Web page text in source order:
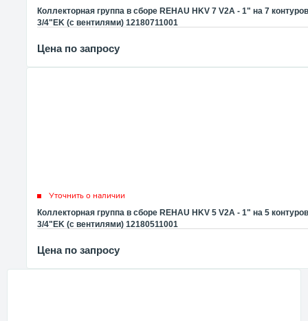
Коллекторная группа в сборе REHAU HKV 7 V2A - 1" на 7 контуров
3/4"EK (с вентилями) 12180711001
Цена по запросу
Уточнить о наличии
Коллекторная группа в сборе REHAU HKV 5 V2A - 1" на 5 контуров
3/4"EK (с вентилями) 12180511001
Цена по запросу